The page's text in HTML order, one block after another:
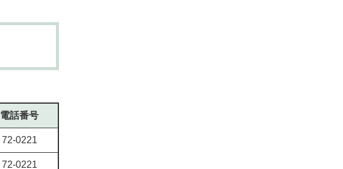
電話番号
72-0221
72-0221